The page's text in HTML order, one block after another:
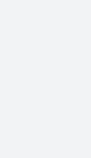
Bilbao